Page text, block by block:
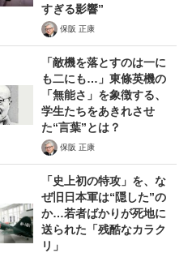
すぎる影響”
保阪 正康
「敵機を落とすのは一に
も二にも…」東條英機の
「無能さ」を象徴する、
学生たちをあきれさせ
た“言葉”とは？
保阪 正康
「史上初の特攻」を、な
ぜ旧日本軍は“隠した”の
か…若者ばかりが死地に
送られた「残酷なカラク
リ」